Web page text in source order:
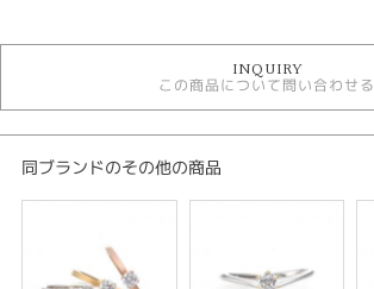
婚約指輪アンティーク
婚約指輪 ストレート
婚約指輪 ゴールドカラー
婚約指輪 プラチナカラー
婚約指輪 ミルグレイン
シェールラブ
デザイン
INQUIRY
この商品について問い合わせる
同ブランドのその他の商品